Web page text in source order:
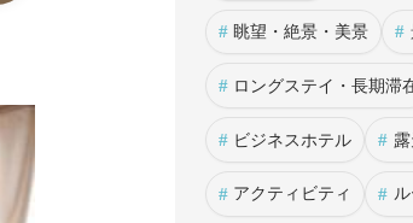
# 眺望・絶景・美景 #
# ロングステイ・長期滞
# ビジネスホテル #
# アクティビティ #